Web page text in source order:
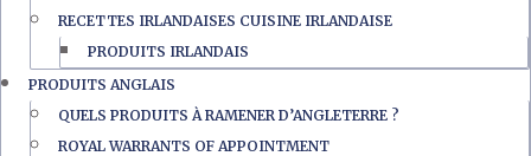
RECETTES IRLANDAISES CUISINE IRLANDAISE
PRODUITS IRLANDAIS
PRODUITS ANGLAIS
QUELS PRODUITS À RAMENER D’ANGLETERRE ?
ROYAL WARRANTS OF APPOINTMENT